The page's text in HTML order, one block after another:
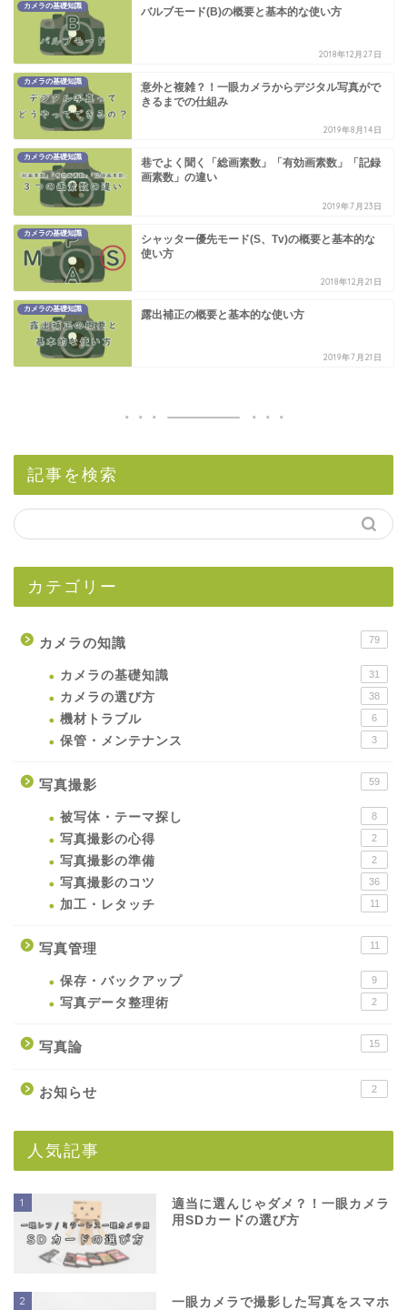
カメラの基礎知識 バルブモード(B)の概要と基本的な使い方
2018年12月27日
カメラの基礎知識
意外と複雑？！一眼カメラからデジタル写真がで
きるまでの仕組み
2019年8月14日
カメラの基礎知識
巷でよく聞く「総画素数」「有効画素数」「記録
画素数」の違い
2019年7月23日
カメラの基礎知識
シャッター優先モード(S、Tv)の概要と基本的な
使い方
2018年12月21日
カメラの基礎知識 露出補正の概要と基本的な使い方
2019年7月21日
記事を検索
カテゴリー
カメラの知識 79
カメラの基礎知識 31
カメラの選び方 38
機材トラブル 6
保管・メンテナンス 3
写真撮影 59
被写体・テーマ探し 8
写真撮影の心得 2
写真撮影の準備 2
写真撮影のコツ 36
加工・レタッチ 11
写真管理 11
保存・バックアップ 9
写真データ整理術 2
写真論 15
お知らせ 2
人気記事
1
適当に選んじゃダメ？！一眼カメラ
用SDカードの選び方
2
一眼カメラで撮影した写真をスマホ